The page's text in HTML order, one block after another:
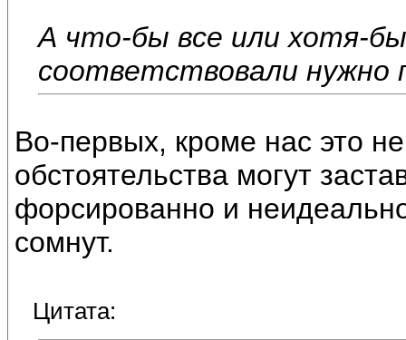
А что-бы все или хотя-
соответствовали нужно
Во-первых, кроме нас это
обстоятельства могут
форсированно и
сомнут.
Цитата: